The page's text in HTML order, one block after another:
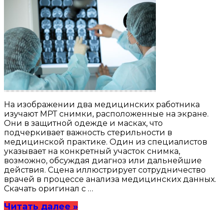
На изображении два медицинских работника
изучают МРТ снимки, расположенные на экране.
Они в защитной одежде и масках, что
подчеркивает важность стерильности в
медицинской практике. Один из специалистов
указывает на конкретный участок снимка,
возможно, обсуждая диагноз или дальнейшие
действия. Сцена иллюстрирует сотрудничество
врачей в процессе анализа медицинских данных.
Скачать оригинал с …
Читать далее »